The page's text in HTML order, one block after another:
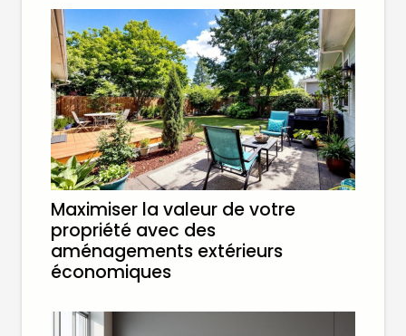
Maximiser la valeur de votre
propriété avec des
aménagements extérieurs
économiques